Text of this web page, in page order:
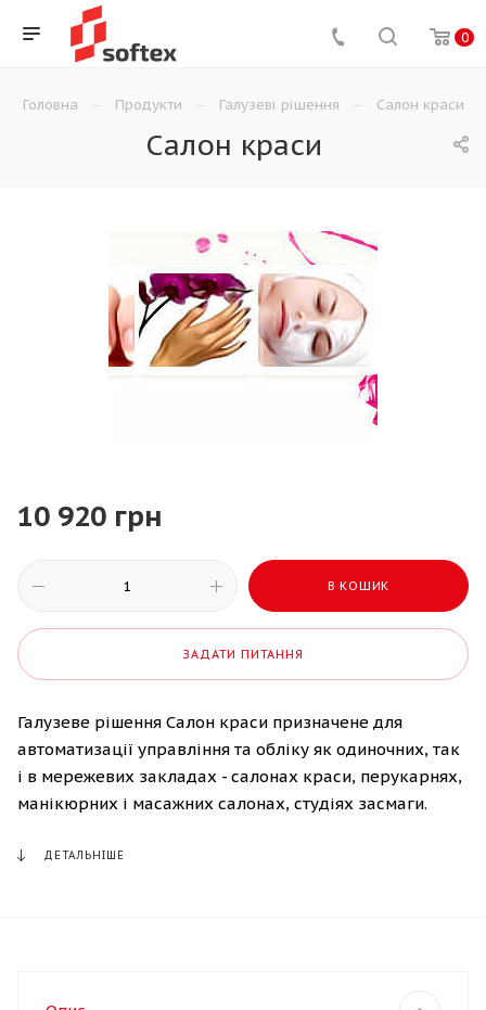
0
Головна Продукти Галузеві рішення Салон краси
Салон краси
10 920 грн
В КОШИК
ЗАДАТИ ПИТАННЯ
Галузеве рішення Салон краси призначене для
автоматизації управління та обліку як одиночних, так
і в мережевих закладах - салонах краси, перукарнях,
манікюрних і масажних салонах, студіях засмаги.
ДЕТАЛЬНІШЕ